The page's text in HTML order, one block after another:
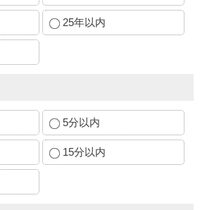
25年以内
5分以内
15分以内